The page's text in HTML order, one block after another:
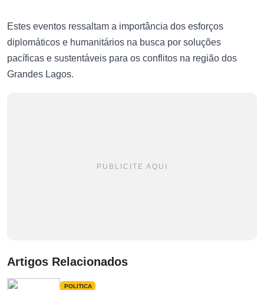
Estes eventos ressaltam a importância dos esforços
diplomáticos e humanitários na busca por soluções
pacíficas e sustentáveis para os conflitos na região dos
Grandes Lagos.
PUBLICITE AQUI
Artigos Relacionados
POLITICA